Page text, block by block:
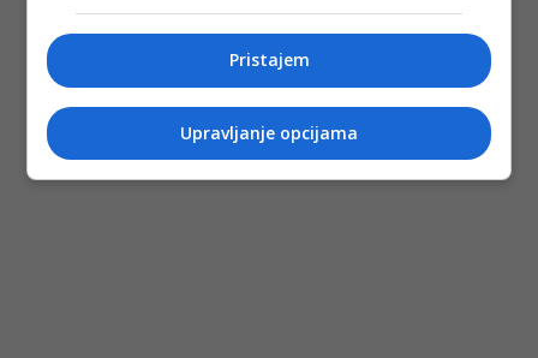
Pristajem
Upravljanje opcijama